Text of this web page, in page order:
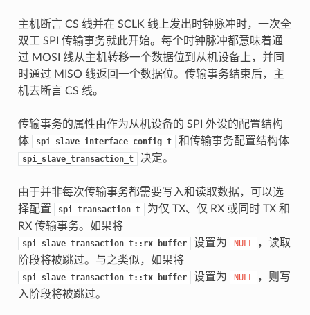
主机断言 CS 线并在 SCLK 线上发出时钟脉冲时，一次全
双工 SPI 传输事务就此开始。每个时钟脉冲都意味着通
过 MOSI 线从主机转移一个数据位到从机设备上，并同
时通过 MISO 线返回一个数据位。传输事务结束后，主
机去断言 CS 线。
传输事务的属性由作为从机设备的 SPI 外设的配置结构
体
spi_slave_interface_config_t 和传输事务配置结构体
spi_slave_transaction_t 决定。
由于并非每次传输事务都需要写入和读取数据，可以选
择配置
spi_transaction_t
为仅 TX、仅 RX 或同时 TX 和
RX 传输事务。如果将
spi_slave_transaction_t::rx_buffer 设置为 NULL ，读取
阶段将被跳过。与之类似，如果将
spi_slave_transaction_t::tx_buffer 设置为 NULL ，则写
入阶段将被跳过。